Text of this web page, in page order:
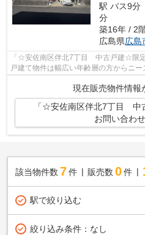
駅 バス9分
分
築16年 / 2
広島県広島
「☆安佐南区伴北7丁目 中古戸建☆限
戸建て物件は幅広い年齢層の方からニ
現在販売物件情報
「☆安佐南区伴北7丁目
お問い合わ
該当物件数 7件 販売数 0 件
駅で絞り込む
絞り込み条件： なし